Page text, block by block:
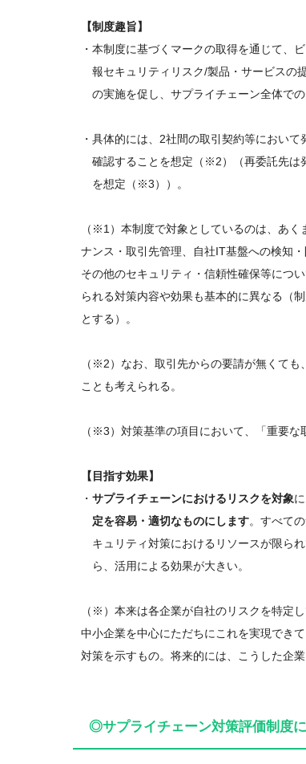
【制度趣旨】
・本制度に基づくマークの取得を通じて、
報セキュリティリスク/製品・サービスの
の実施を促し、サプライチェーン全体で
・具体的には、2社間の取引契約等におい
確認することを想定（※2）（再委託先は
を想定（※3））。
（※1）本制度で対象としているのは、あ
ナンス・取引先管理、自社IT基盤への検知
その他のセキュリティ・信頼性確保等につ
られる対策内容や効果も基本的に異なる（
とする）。
（※2）なお、取引先からの要請が無くて
ことも考えられる。
（※3）対策基準の項目において、「重要
【目指す効果】
・ サプライチェーンにおけるリスクを対象
定を容易・適切なものにします。すべて
キュリティ対策におけるリソースが限ら
ら、活用による効果が大きい。
（※）本来は各企業が自社のリスクを特定
中小企業を中心にただちにこれを実現でき
対策を示すもの。将来的には、こうした企
◎サプライチェーン対策評価制度